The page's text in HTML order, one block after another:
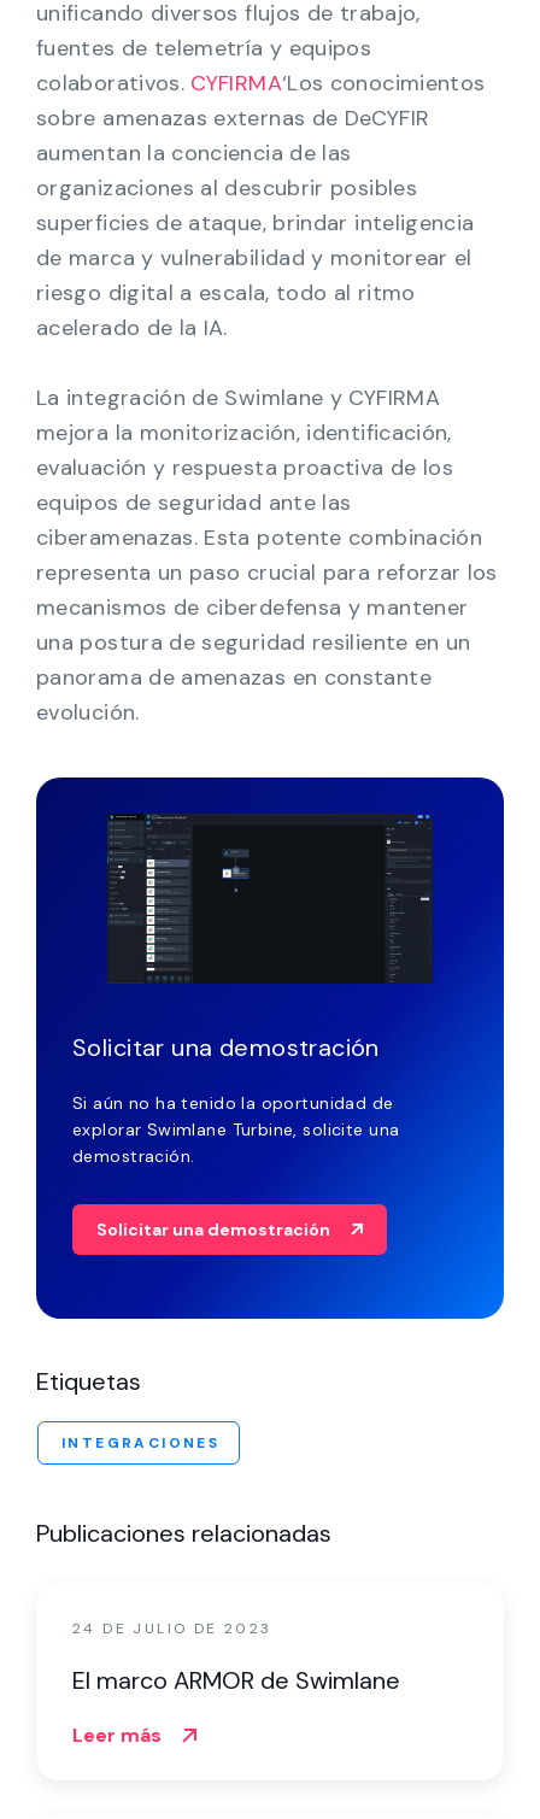
unificando diversos flujos de trabajo,
fuentes de telemetría y equipos
colaborativos. CYFIRMA‘Los conocimientos
sobre amenazas externas de DeCYFIR
aumentan la conciencia de las
organizaciones al descubrir posibles
superficies de ataque, brindar inteligencia
de marca y vulnerabilidad y monitorear el
riesgo digital a escala, todo al ritmo
acelerado de la IA.
La integración de Swimlane y CYFIRMA
mejora la monitorización, identificación,
evaluación y respuesta proactiva de los
equipos de seguridad ante las
ciberamenazas. Esta potente combinación
representa un paso crucial para reforzar los
mecanismos de ciberdefensa y mantener
una postura de seguridad resiliente en un
panorama de amenazas en constante
evolución.
Solicitar una demostración
Si aún no ha tenido la oportunidad de
explorar Swimlane Turbine, solicite una
demostración.
Solicitar una demostración
Etiquetas
INTEGRACIONES
Publicaciones relacionadas
24 DE JULIO DE 2023
El marco ARMOR de Swimlane
Leer más